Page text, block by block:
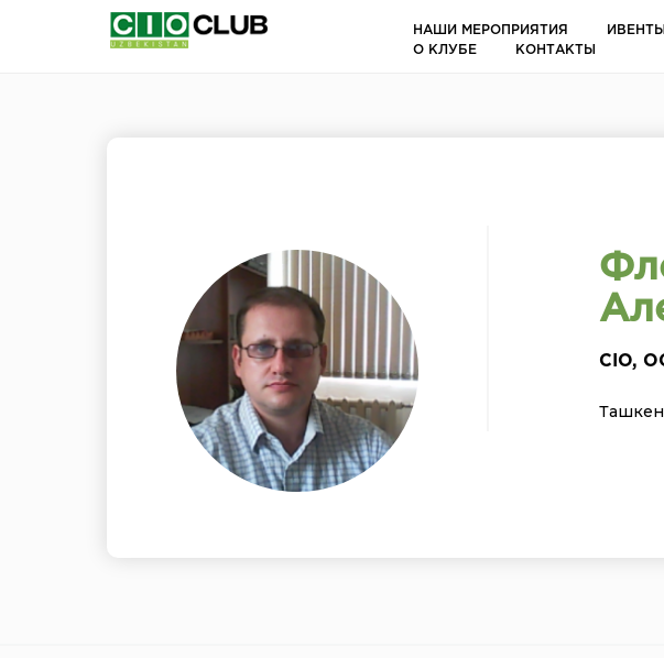
НАШИ МЕРОПРИЯТИЯ
О КЛУБЕ
КОНТАКТЫ
CIO,